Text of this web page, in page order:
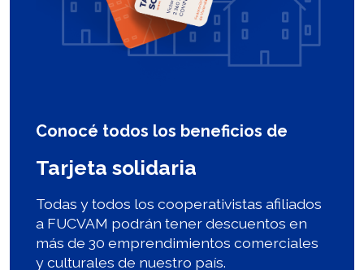
Conocé todos los beneficios de
Tarjeta solidaria
Todas y todos los cooperativistas afiliados
a FUCVAM podrán tener descuentos en
más de 30 emprendimientos comerciales
y culturales de nuestro país.